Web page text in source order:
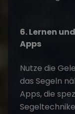
6. Lernen
Apps
Nutze die
das Segeln
Apps, die